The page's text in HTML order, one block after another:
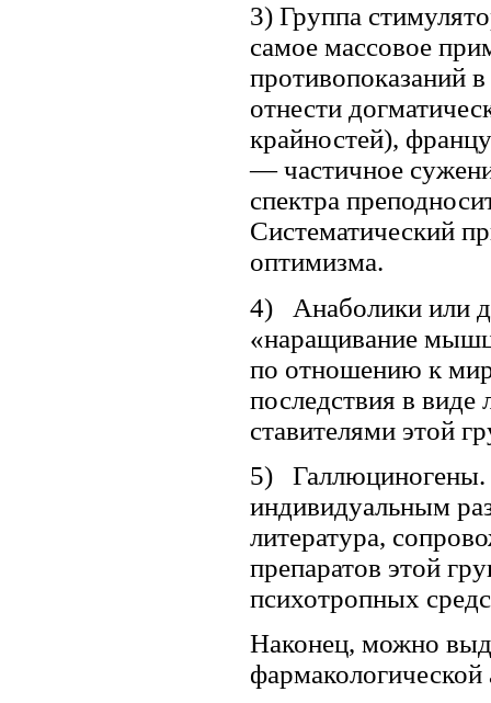
3) Группа
самое массовое
противопоказаний
отнести
крайностей),
— частичное
спектра
Систе­матический
оптимизма.
4) Анаболики или
«наращивание
по отношению к
послед­ствия в
ставителями этой
5) Галлюциногены.
индивидуальным
литература,
препаратов этой
психотропных
Наконец, можно
фармакологической